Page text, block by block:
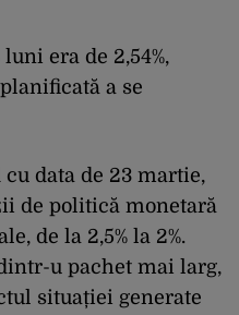
era de 2,54%,
a se
data de 23 martie,
de politică monetară
de la 2,5% la 2%.
u pachet mai larg,
situației generate